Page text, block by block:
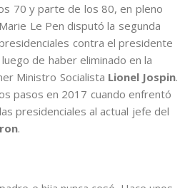
70 y parte de los 80, en pleno
Le Pen disputó la segunda
contra el presidente
de haber eliminado en la
Ministro Socialista Lionel Jospin.
pasos en 2017 cuando enfrentó
presidenciales al actual jefe del
.